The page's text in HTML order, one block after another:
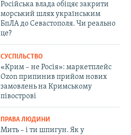
Російська влада обіцяє закрити
морський шлях українським
БпЛА до Севастополя. Чи реально
це?
СУСПІЛЬСТВО
«Крим – не Росія»: маркетплейс
Ozon припинив прийом нових
замовлень на Кримському
півострові
ПРАВА ЛЮДИНИ
Мить – і ти шпигун. Як у